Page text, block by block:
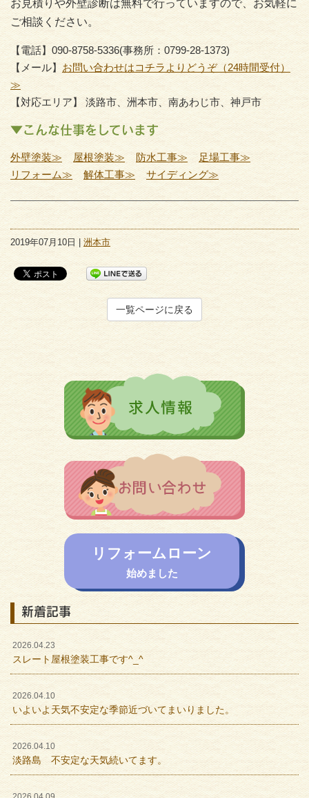
お見積りや外壁診断は無料で行っていますので、お気軽に
ご相談ください。
【電話】090-8758-5336(事務所：0799-28-1373)
【メール】 お問い合わせはコチラよりどうぞ（24時間受付）
≫
【対応エリア】 淡路市、洲本市、南あわじ市、神戸市
▼こんな仕事をしています
外壁塗装≫ 屋根塗装≫ 防水工事≫
足場工事≫
リフォーム≫
解体工事≫ サイディング≫
2019年07月10日 | 洲本市
一覧ページに戻る
リフォームローン
始めました
新着記事
2026.04.23
スレート屋根塗装工事です^_^
2026.04.10
いよいよ天気不安定な季節近づいてまいりました。
2026.04.10
淡路島 不安定な天気続いてます。